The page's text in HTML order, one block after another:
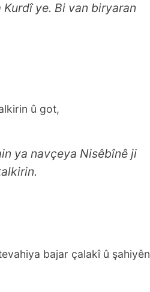
ye. Bi van biryaran
û got,
ya navçeya Nisêbînê ji
bajar çalakî û şahiyên